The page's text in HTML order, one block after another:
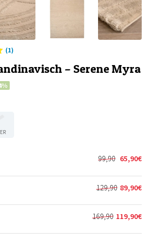
(1)
– Serene Myra
99,90
Preis
war:
99,90€
65,90€
Aktueller
Preis
ist:
65,90€.
129,90
Preis
war:
129,90€
89,90€
Aktueller
Preis
ist:
89,90€.
169,90
Preis
119,90€
Aktueller
Preis